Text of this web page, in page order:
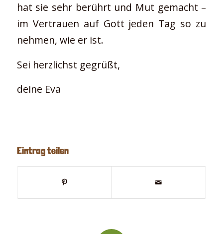
hat sie sehr berührt und Mut gemacht –
im Vertrauen auf Gott jeden Tag so zu
nehmen, wie er ist.
Sei herzlichst gegrüßt,
deine Eva
Eintrag teilen